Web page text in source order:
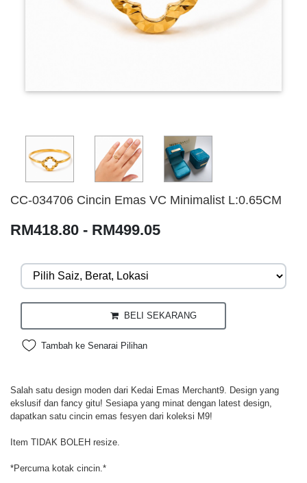
CC-034706 Cincin Emas VC Minimalist L:0.65CM
RM418.80 - RM499.05
BELI SEKARANG
Tambah ke Senarai Pilihan
Salah satu design moden dari Kedai Emas Merchant9. Design yang
ekslusif dan fancy gitu! Sesiapa yang minat dengan latest design,
dapatkan satu cincin emas fesyen dari koleksi M9!
Item TIDAK BOLEH resize.
*Percuma kotak cincin.*